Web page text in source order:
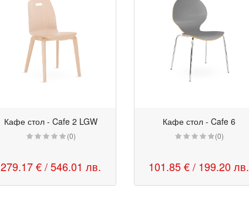
Кафе стол - Cafe 2 LGW
(0)
279.17 €/ 546.01 лв.
Кафе стол - Cafe 6
(0)
101.85 €/ 199.20 лв.